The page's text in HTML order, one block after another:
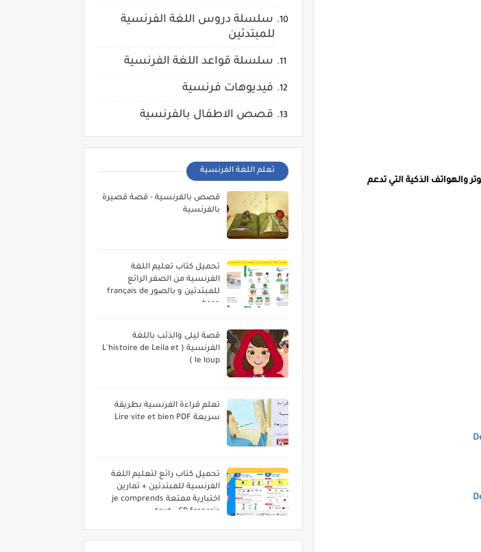
والهواتف الذكية التي تدعم
سلسلة دروس اللغة الفرنسية
للمبتدئين
سلسلة قواعد اللغة الفرنسية
فيديوهات فرنسية
قصص الاطفال بالفرنسية
تعلم اللغة الفرنسية
قصص بالفرنسية - قصة قصيرة
بالفرنسية
تحميل كتاب تعليم اللغة
الفرنسية من الصفر الرائع
للمبتدئين و بالصور français de
base
قصة ليلى والذئب باللغة
الفرنسية ( L'histoire de Leila et
le loup )
تعلم قراءة الفرنسية بطريقة
سريعة Lire vite et bien PDF
تحميل كتاب رائع لتعليم اللغة
الفرنسية للمبتدئين + تمارين
اختبارية ممتعة je comprends
tout - CP français